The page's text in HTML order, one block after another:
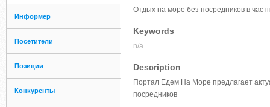
Информер
Посетители
Позиции
Конкуренты
Отдых на море без посредников в
Keywords
n/a
Description
Портал Едем На Море предлагает
посредников